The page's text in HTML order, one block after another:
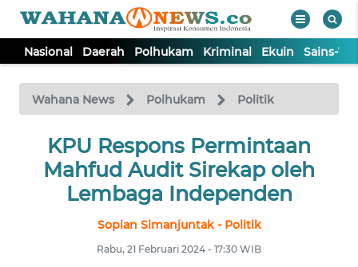
Nasional Daerah Polhukam Kriminal Ekuin Sains-
Wahana News Polhukam Politik
KPU Respons Permintaan
Mahfud Audit Sirekap oleh
Lembaga Independen
Sopian Simanjuntak - Politik
Rabu, 21 Februari 2024 - 17:30 WIB
TV
Tutup
NASIONAL
DAERAH